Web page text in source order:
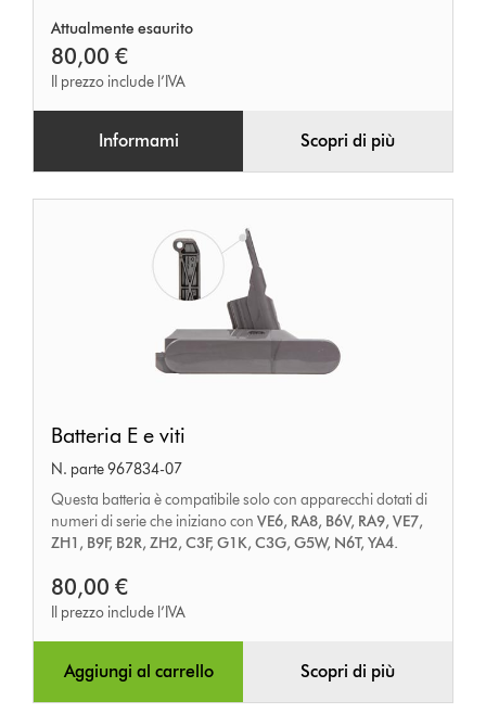
Attualmente esaurito
80,00 €
Il prezzo include l’IVA
Informami Scopri di più
E
e
viti
Batteria E e viti
N. parte 967834-07
Questa batteria è compatibile solo con apparecchi dotati di
numeri di serie che iniziano con VE6, RA8, B6V, RA9, VE7,
ZH1, B9F, B2R, ZH2, C3F, G1K, C3G, G5W, N6T, YA4.
80,00 €
Il prezzo include l’IVA
Aggiungi al carrello Scopri di più